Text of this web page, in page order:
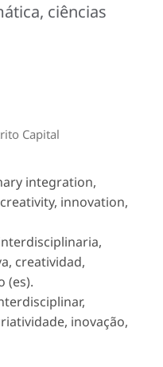
ciências
Capital
integration,
innovation,
creatividad,
(es).
inovação,